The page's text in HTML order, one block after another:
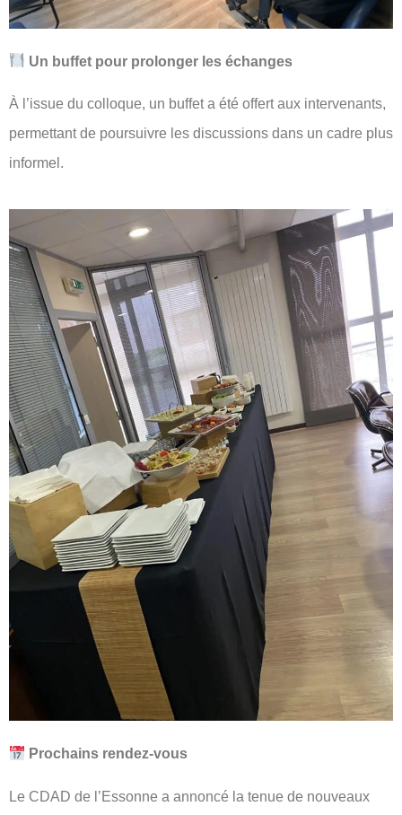
Un buffet pour prolonger les échanges
À l’issue du colloque, un buffet a été offert aux intervenants,
permettant de poursuivre les discussions dans un cadre plus
informel.
Prochains rendez-vous
Le CDAD de l’Essonne a annoncé la tenue de nouveaux